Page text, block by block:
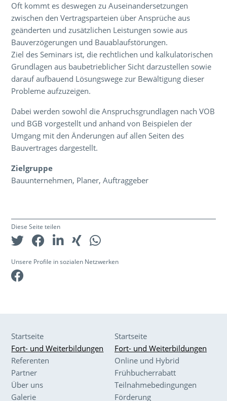
Oft kommt es deswegen zu Auseinandersetzungen
zwischen den Vertragsparteien über Ansprüche aus
geänderten und zusätzlichen Leistungen sowie aus
Bauverzögerungen und Bauablaufstörungen.
Ziel des Seminars ist, die rechtlichen und kalkulatorischen
Grundlagen aus baubetrieblicher Sicht darzustellen sowie
darauf aufbauend Lösungswege zur Bewältigung dieser
Probleme aufzuzeigen.
Dabei werden sowohl die Anspruchsgrundlagen nach VOB
und BGB vorgestellt und anhand von Beispielen der
Umgang mit den Änderungen auf allen Seiten des
Bauvertrages dargestellt.
Zielgruppe
Bauunternehmen, Planer, Auftraggeber
Diese Seite teilen
Unsere Profile in sozialen Netzwerken
Startseite
Fort- und Weiterbildungen
Referenten
Partner
Über uns
Galerie
Startseite
Fort- und Weiterbildungen
Online und Hybrid
Frühbucherrabatt
Teilnahmebedingungen
Förderung